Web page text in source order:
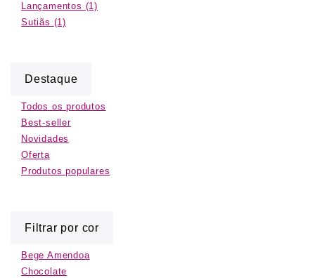
Lançamentos (1)
Sutiãs (1)
Destaque
Todos os produtos
Best-seller
Novidades
Oferta
Produtos populares
Filtrar por cor
Bege Amendoa
Chocolate